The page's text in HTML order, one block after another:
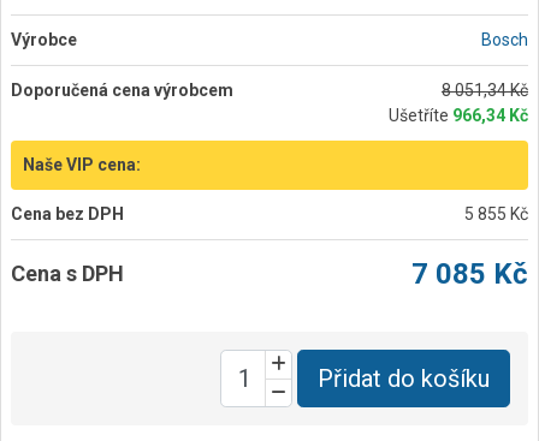
Výrobce Bosch
Doporučená cena výrobcem
8 051,34 Kč
Ušetříte 966,34 Kč
Naše VIP cena:
Cena bez DPH 5 855 Kč
Cena s DPH 7 085 Kč
Přidat do košíku